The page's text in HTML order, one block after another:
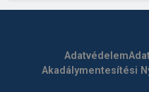
Adatvédelem
Akadálymentesítési